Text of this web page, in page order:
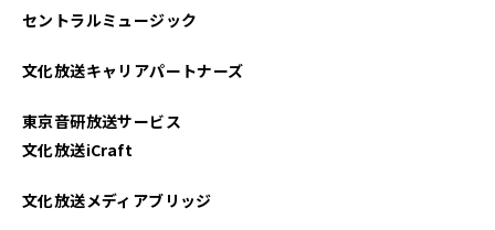
セントラルミュージック
文化放送キャリアパートナーズ
東京音研放送サービス
文化放送iCraft
文化放送メディアブリッジ